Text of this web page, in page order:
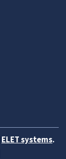
ELET systems.